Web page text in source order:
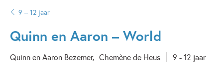
auteurs
uitgevers
9 – 12 jaar
Quinn en Aaron – World
Quinn en Aaron Bezemer Chemène de Heus 9 - 12 jaar